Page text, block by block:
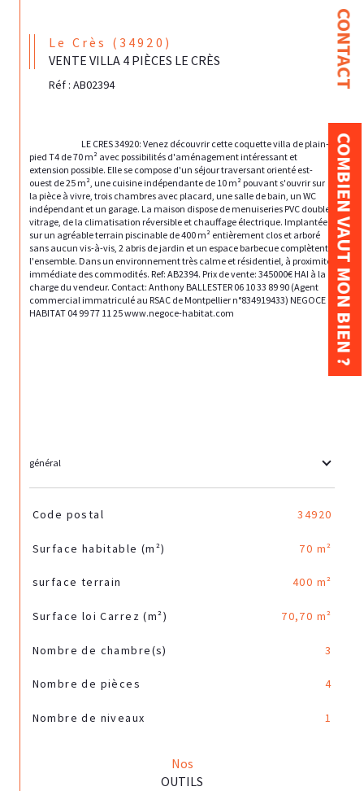
CONTACT
COMBIEN VAUT MON BIEN ?
Le Crès (34920)
VENTE VILLA 4 PIÈCES LE CRÈS
Réf : AB02394
pied T4 de 70 m² avec possibilités d'aménagement intéressant et
extension possible. Elle se compose d'un séjour traversant orienté est-
ouest de 25 m², une cuisine indépendante de 10 m² pouvant s'ouvrir sur
la pièce à vivre, trois chambres avec placard, une salle de bain, un WC
indépendant et un garage. La maison dispose de menuiseries PVC double
vitrage, de la climatisation réversible et chauffage électrique. Implantée
sur un agréable terrain piscinable de 400 m² entièrement clos et arboré
sans aucun vis-à-vis, 2 abris de jardin et un espace barbecue complètent
l'ensemble. Dans un environnement très calme et résidentiel, à proximité
immédiate des commodités. Ref: AB2394. Prix de vente: 345000€ HAI à la
charge du vendeur. Contact: Anthony BALLESTER 06 10 33 89 90 (Agent
commercial immatriculé au RSAC de Montpellier n°834919433) NEGOCE
HABITAT 04 99 77 11 25 www.negoce-habitat.com
général
TRAD_SIROCCO_Caracteristique
Code postal 34920
Surface habitable (m²) 70 m²
surface terrain 400 m²
Surface loi Carrez (m²) 70,70 m²
Nombre de chambre(s) 3
Nombre de pièces 4
Nombre de niveaux 1
Nos
OUTILS